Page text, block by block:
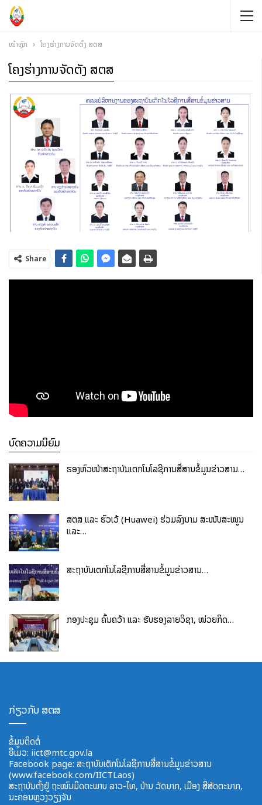
ໜ້າຫຼັກ ໂຄງຮ່າງການຈັດຕັ້ງ ສຕສ
ໂຄງຮ່າງການຈັດຕັ້ງ ສຕສ
Share
ບົດຄວາມນິຍົມ
ຮອງຫົວໜ້າສະຖາບັນເຕັກໂນໂລຊີການສື່ສານຂໍ້ມູນຂ່າວສານ…
ສຕສ ແລະ ຮົວເວ້ (Huawei) ຮ່ວມລົງນາມ ສະໜັບສະໜູນ
ແລະ…
ສະຖາບັນເຕັກໂນໂລຊີການສື່ສານຂໍ້ມູນຂ່າວສານ…
ກອງປະຊຸມ ຄົ້ນຄວ້າ ແລະ ຮັບຮອງລາຍວິຊາ, ໜ່ວຍກິດ…
ກ່ຽວກັບ ສຕສ
ຂໍ້ມູນຕິດຕໍ່
ອີ​ເມວ: iict@mtc.gov.la
Facebook page: ສະຖາບັນເຕັກໂນໂລຊີການສື່ສານຂໍ້ມູນຂ່າວສານ
(www.facebook.com/IICTLaos)
ສະ​ຖາ​ບັນ​ຕັ້ງຢູ່ ຖະໜົນມິດຕະພາບ​ ລາວ​-ໄທ, ບ້ານ ວັດ​ນາກ, ​ເມືອງ ສີ​ສັດຕະ​ນາກ,
ນະຄອນຫຼວງວຽງຈັນ